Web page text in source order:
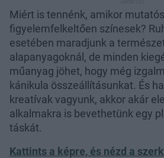
Miért is tennénk, amikor
figyelemfelkeltően színesek?
esetében maradjunk a
alapanyagoknál, de minden
műanyag jöhet, hogy még
kánikula összeállításunkat. És
kreatívak vagyunk, akkor akár
alkalmakra is bevethetünk egy
táskát.
Kattints a képre, és nézd a